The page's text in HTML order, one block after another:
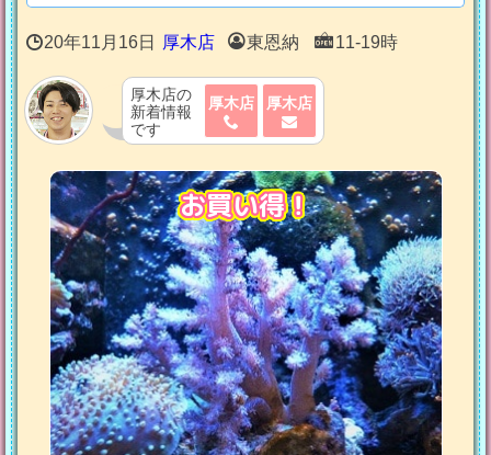
20年11月16日 厚木店 東恩納 11-19時
厚木店の
新着情報
です
厚木店 厚木店
お買い得！